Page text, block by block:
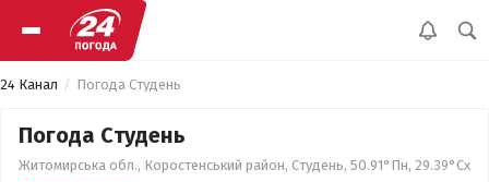
24 Канал Погода Студень
Погода Студень
Житомирська обл., Коростенський район, Студень, 50.91°Пн, 29.39°Сх